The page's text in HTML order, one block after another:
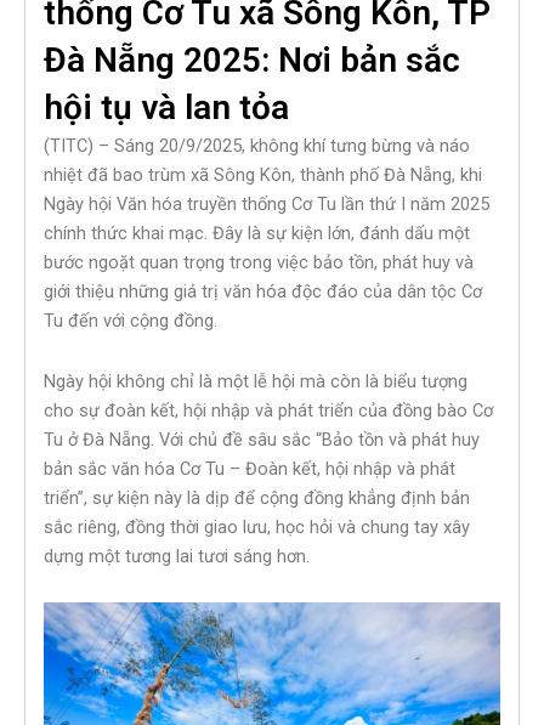
thống Cơ Tu xã Sông Kôn, TP
Đà Nẵng 2025: Nơi bản sắc
hội tụ và lan tỏa
(TITC) – Sáng 20/9/2025, không khí tưng bừng và náo
nhiệt đã bao trùm xã Sông Kôn, thành phố Đà Nẵng, khi
Ngày hội Văn hóa truyền thống Cơ Tu lần thứ I năm 2025
chính thức khai mạc. Đây là sự kiện lớn, đánh dấu một
bước ngoặt quan trọng trong việc bảo tồn, phát huy và
giới thiệu những giá trị văn hóa độc đáo của dân tộc Cơ
Tu đến với cộng đồng.
Ngày hội không chỉ là một lễ hội mà còn là biểu tượng
cho sự đoàn kết, hội nhập và phát triển của đồng bào Cơ
Tu ở Đà Nẵng. Với chủ đề sâu sắc “Bảo tồn và phát huy
bản sắc văn hóa Cơ Tu – Đoàn kết, hội nhập và phát
triển”, sự kiện này là dịp để cộng đồng khẳng định bản
sắc riêng, đồng thời giao lưu, học hỏi và chung tay xây
dựng một tương lai tươi sáng hơn.